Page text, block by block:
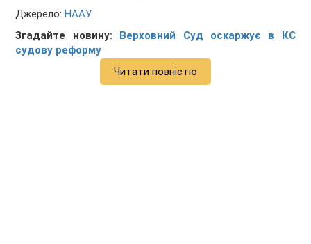
Джерело:НААУ
Згадайте новину: Верховний Суд оскаржує в КС
судову реформу
Читати повністю